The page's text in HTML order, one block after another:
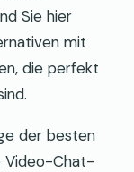
Sie hier
mit
die perfekt
der besten
Video-Chat-